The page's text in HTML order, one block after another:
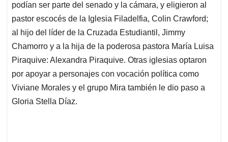
podían ser parte del senado y la cámara, y eligieron al
pastor escocés de la Iglesia Filadelfia, Colin Crawford;
al hijo del líder de la Cruzada Estudiantil, Jimmy
Chamorro y a la hija de la poderosa pastora María Luisa
Piraquive: Alexandra Piraquive. Otras iglesias optaron
por apoyar a personajes con vocación política como
Viviane Morales y el grupo Mira también le dio paso a
Gloria Stella Díaz.